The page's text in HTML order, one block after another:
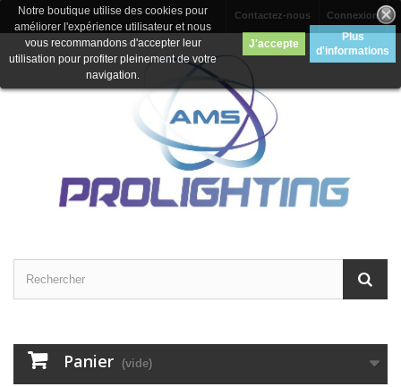
Connexion
Contactez-nous
Panier (vide)
Notre boutique utilise des cookies pour
améliorer l'expérience utilisateur et nous
vous recommandons d'accepter leur
utilisation pour profiter pleinement de votre
navigation.
J'accepte
Plus
d'informations